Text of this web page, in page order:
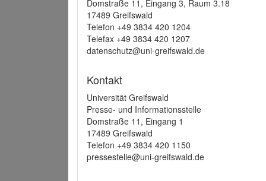
Domstraße 11, Eingang 3, Raum 3.18
17489 Greifswald
Telefon +49 3834 420 1204
Telefax +49 3834 420 1207
datenschutz@uni-greifswald.de
Kontakt
Universität Greifswald
Presse- und Informationsstelle
Domstraße 11, Eingang 1
17489 Greifswald
Telefon +49 3834 420 1150
pressestelle@uni-greifswald.de